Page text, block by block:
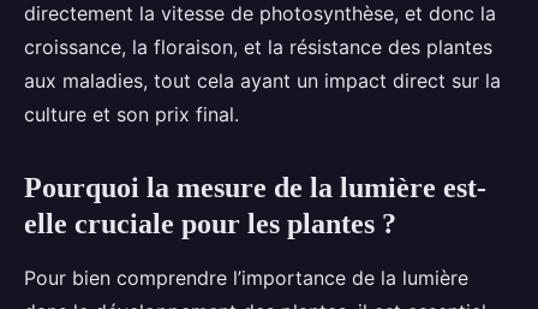
directement la vitesse de photosynthèse, et donc la
croissance, la floraison, et la résistance des plantes
aux maladies, tout cela ayant un impact direct sur la
culture et son prix final.
Pourquoi la mesure de la lumière est-
elle cruciale pour les plantes ?
Pour bien comprendre l’importance de la lumière